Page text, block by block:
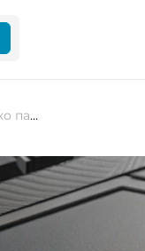
Ціни на GeForce RTX 50 почали стрімко падати — NVIDIA готує масове здешевлення